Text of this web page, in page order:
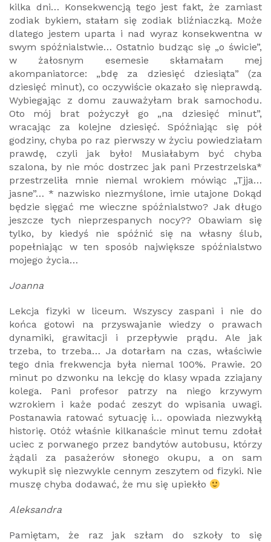
kilka dni… Konsekwencją tego jest fakt, że zamiast
zodiak bykiem, stałam się zodiak bliźniaczką. Może
dlatego jestem uparta i nad wyraz konsekwentna w
swym spóźnialstwie… Ostatnio budząc się „o świcie”,
w żałosnym esemesie skłamałam mej
akompaniatorce: „bdę za dziesięć dziesiąta” (za
dziesięć minut), co oczywiście okazało się nieprawdą.
Wybiegając z domu zauważyłam brak samochodu.
Oto mój brat pożyczył go „na dziesięć minut”,
wracając za kolejne dziesięć. Spóźniając się pół
godziny, chyba po raz pierwszy w życiu powiedziałam
prawdę, czyli jak było! Musiałabym być chyba
szalona, by nie móc dostrzec jak pani Przestrzelska*
przestrzeliła mnie niemal wrokiem mówiąc „Tjja…
jasne”… * nazwisko niezmyślone, imie utajone Dokąd
będzie sięgać me wieczne spóźnialstwo? Jak długo
jeszcze tych nieprzespanych nocy?? Obawiam się
tylko, by kiedyś nie spóźnić się na własny ślub,
popełniając w ten sposób największe spóźnialstwo
mojego życia…
Joanna
Lekcja fizyki w liceum. Wszyscy zaspani i nie do
końca gotowi na przyswajanie wiedzy o prawach
dynamiki, grawitacji i przepływie prądu. Ale jak
trzeba, to trzeba… Ja dotarłam na czas, właściwie
tego dnia frekwencja była niemal 100%. Prawie. 20
minut po dzwonku na lekcję do klasy wpada zziajany
kolega. Pani profesor patrzy na niego krzywym
wzrokiem i każe podać zeszyt do wpisania uwagi.
Postanawia ratować sytuację i… opowiada niezwykłą
historię. Otóż właśnie kilkanaście minut temu zdołał
uciec z porwanego przez bandytów autobusu, którzy
żądali za pasażerów słonego okupu, a on sam
wykupił się niezwykle cennym zeszytem od fizyki. Nie
muszę chyba dodawać, że mu się upiekło
Aleksandra
Pamiętam, że raz jak szłam do szkoły to się